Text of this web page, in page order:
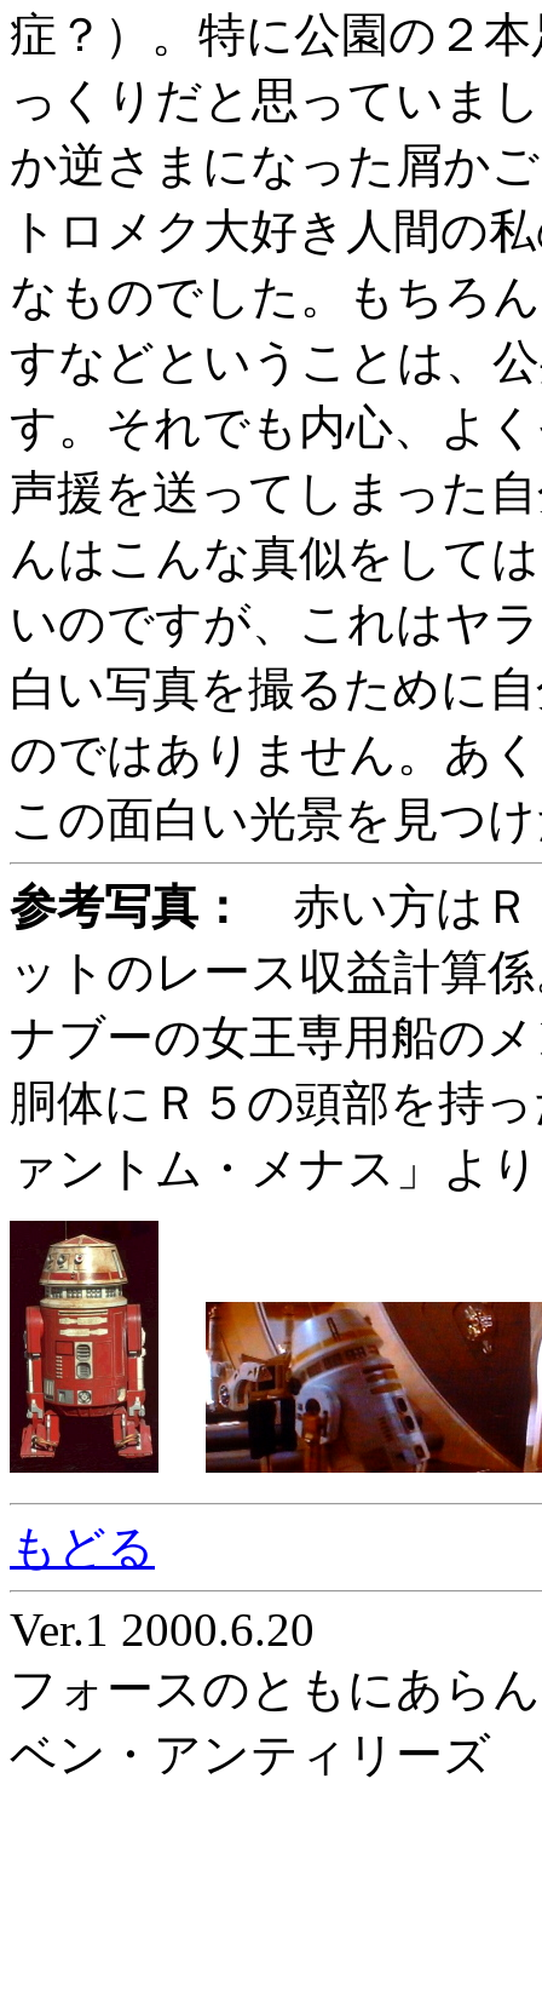
症？）。特に公園の２
っくりだと思っていま
か逆さまになった屑か
トロメク大好き人間の
なものでした。もちろ
すなどということは、
す。それでも内心、よ
声援を送ってしまった
んはこんな真似をして
いのですが、これはヤ
白い写真を撮るために
のではありません。あ
この面白い光景を見つ
参考写真：
赤い方はＲ
ットのレース収益計算
ナブーの女王専用船の
胴体にＲ５の頭部を持
ァントム・メナス」よ
もどる
Ver.1 2000.6.20
フォースのともにあら
ベン・アンティリーズ